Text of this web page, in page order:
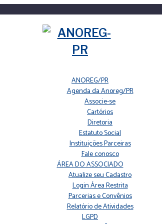
ANOREG/PR
Agenda da Anoreg/PR
Associe-se
Cartórios
Diretoria
Estatuto Social
Instituições Parceiras
Fale conosco
ÁREA DO ASSOCIADO
Atualize seu Cadastro
Login Área Restrita
Parcerias e Convênios
Relatório de Atividades
LGPD